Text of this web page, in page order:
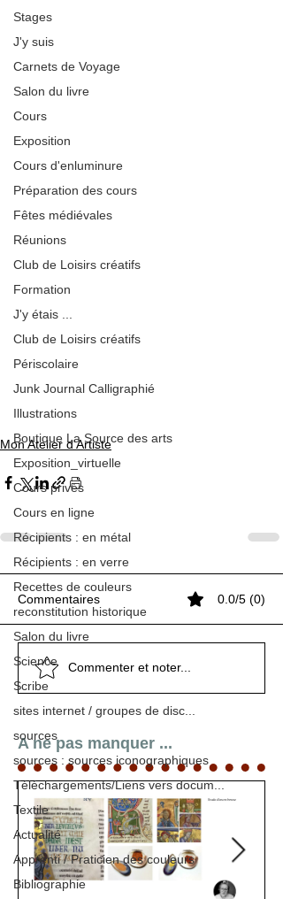
Stages
J'y suis
Carnets de Voyage
Salon du livre
Cours
Exposition
Cours d'enluminure
Préparation des cours
Fêtes médiévales
Réunions
Club de Loisirs créatifs
Formation
J'y étais ...
Club de Loisirs créatifs
Périscolaire
Junk Journal Calligraphié
Illustrations
Boutique La Source des arts
Exposition_virtuelle
Cours privés
Cours en ligne
Récipients : en métal
Récipients : en verre
Recettes de couleurs
reconstitution historique
Salon du livre
Science
Scribe
sites internet / groupes de disc...
sources
sources : sources iconographiques
Téléchargements/Liens vers docum...
Textile
Actualité
Apprenti / Praticien des couleurs
Bibliographie
Mon Atelier d'Artiste
Commentaires 0.0/5 (0)
Commenter et noter...
A ne pas manquer ...